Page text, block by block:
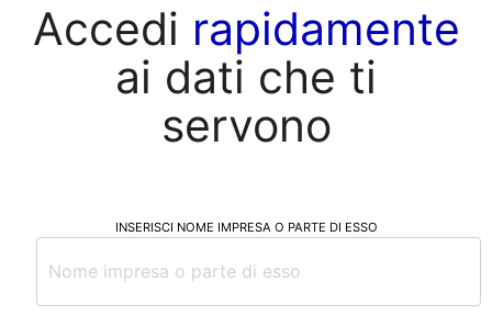
Accedi rapidamente
ai dati che ti
servono
INSERISCI NOME IMPRESA O PARTE DI ESSO